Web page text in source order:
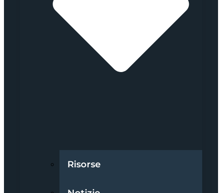
Risorse